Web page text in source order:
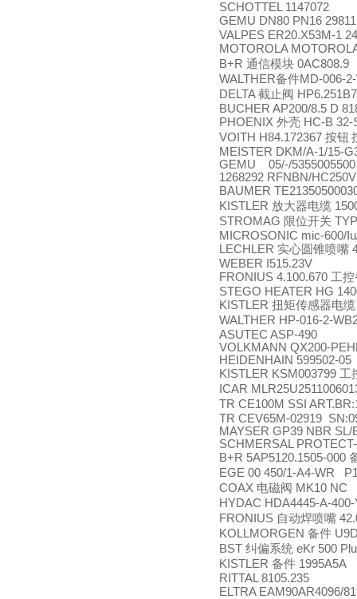
SCHOTTEL 1147072
GEMU DN80 PN16
VALPES ER20.X53M-1
MOTOROLA
B+R 通信模块 0AC808.9
WALTHER备件MD-006-
DELTA截止阀
BUCHER AP200/8.5 D
PHOENIX 外壳 HC-B 32-
VOITH H84.172367 按钮
MEISTER DKM/A-1/15-
GEMU 05/-/5355005500
1268292 RFNBN/
BAUMER
KISTLER 放大器电缆
STROMAG 限位开关
MICROSONIC mic-600/
LECHLER 实心圆锥喷嘴
WEBER I515.23V
FRONIUS 4.100.670 工
STEGO HEATER HG
KISTLER 扭矩传感器电缆
WALTHER HP-016-2-
ASUTEC ASP-490
VOLKMANN QX200-
HEIDENHAIN 599502-05
KISTLER KSM003799 工
ICAR
TR CE100M SSI
TR CEV65M-02919
MAYSER GP39 NBR SL/
SCHMERSAL
B+R 5AP5120.1505-000
EGE 00 450/1-A4-WR
COAX 电磁阀 MK10 NC
HYDAC HDA4445-A-
FRONIUS 自动焊喷嘴
KOLLMORGEN 备件
BST 纠偏系统 eKr 500
KISTLER 备件 1995A5A
RITTAL 8105.235
ELTRA EAM90AR4096/